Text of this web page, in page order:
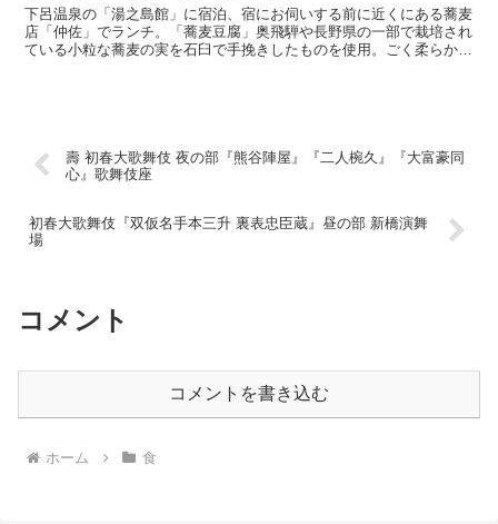
下呂温泉の「湯之島館」に宿泊、宿にお伺いする前に近くにある蕎麦
店「仲佐」でランチ。「蕎麦豆腐」奥飛騨や長野県の一部で栽培され
ている小粒な蕎麦の実を石臼で手挽きしたものを使用。ごく柔らか、
壽 初春大歌舞伎 夜の部『熊谷陣屋』『二人椀久』『大富豪同
心』歌舞伎座
初春大歌舞伎『双仮名手本三升 裏表忠臣蔵』昼の部 新橋演舞
場
コメント
コメントを書き込む
ホーム 食